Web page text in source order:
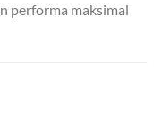
performa maksimal